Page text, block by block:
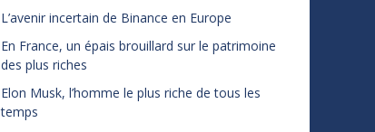
L’avenir incertain de Binance en Europe
En France, un épais brouillard sur le patrimoine
des plus riches
Elon Musk, l’homme le plus riche de tous les
temps